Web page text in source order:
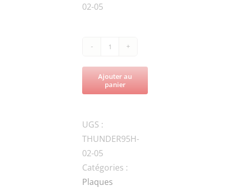
02-05
quantité
de
THUNDER95H-
90B-
BASE
Ajouter au
panier
UGS :
THUNDER95H-
02-05
Catégories :
Plaques